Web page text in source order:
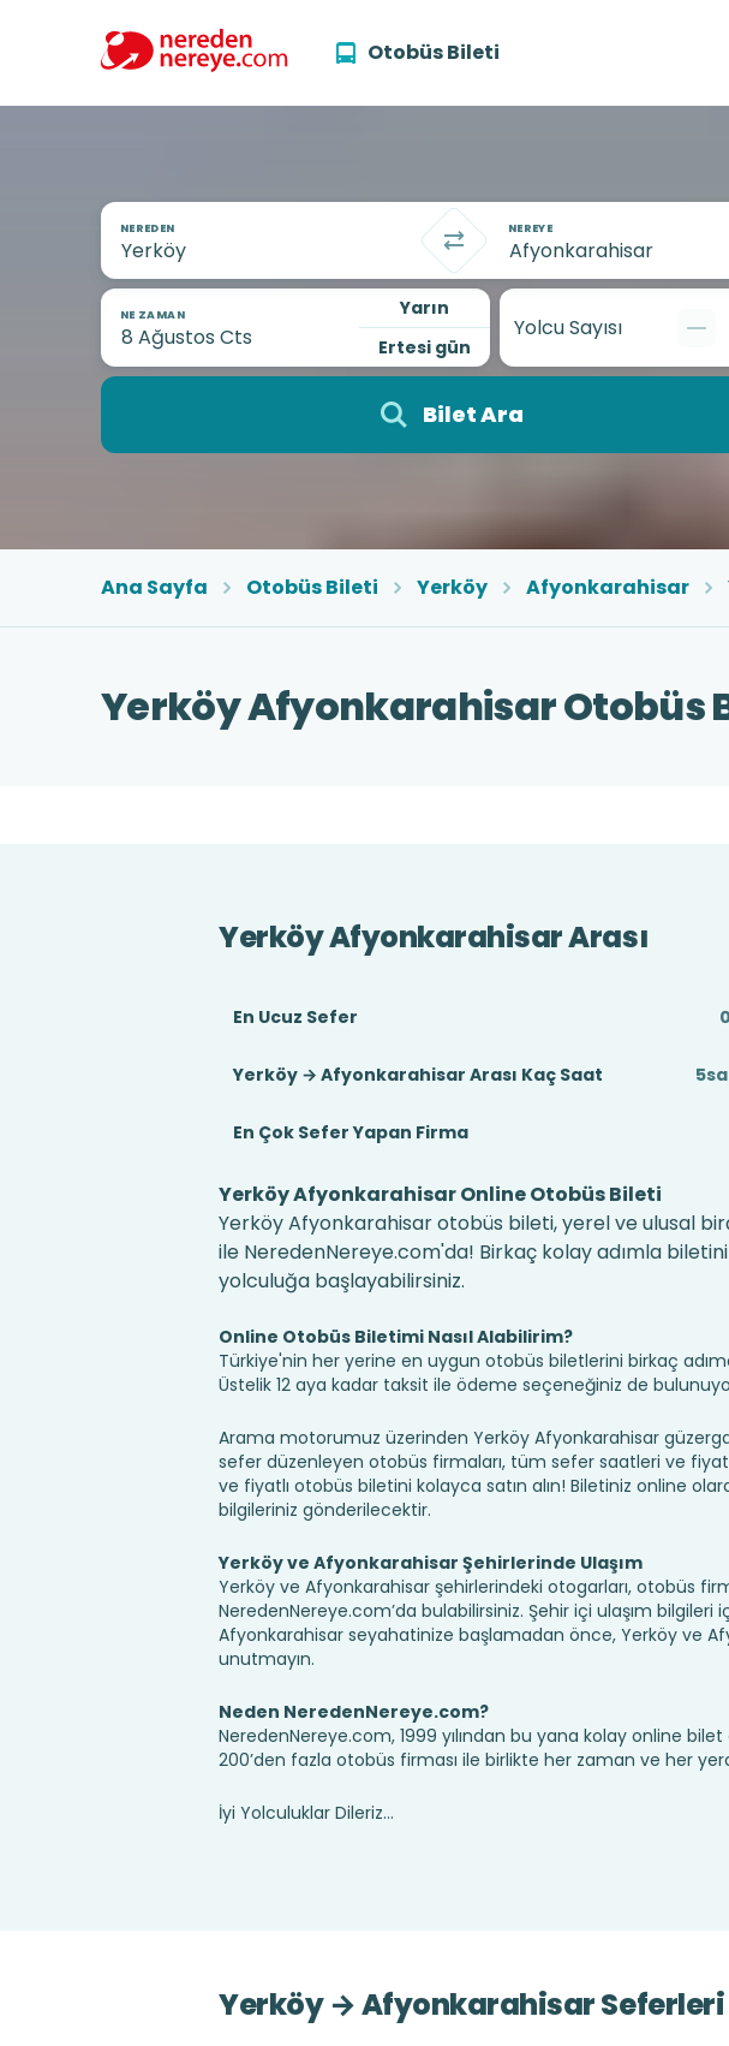
Otobüs Bileti
NEREDEN NEREYE
NE ZAMAN
Yarın
Ertesi gün
Yolcu Sayısı
Bilet Ara
Ana Sayfa Otobüs Bileti Yerköy Afyonkarahisar
Yerköy Afyonkarahisar Otobüs
Yerköy Afyonkarahisar Arası
En Ucuz Sefer
Yerköy → Afyonkarahisar Arası Kaç Saat
En Çok Sefer Yapan Firma
Yerköy Afyonkarahisar Online Otobüs Bileti
Yerköy Afyonkarahisar otobüs bileti, yerel ve ulusal
ile NeredenNereye.com'da! Birkaç kolay adımla
yolculuğa başlayabilirsiniz.
Online Otobüs Biletimi Nasıl Alabilirim?
Türkiye'nin her yerine en uygun otobüs biletlerini birkaç
Üstelik 12 aya kadar taksit ile ödeme seçeneğiniz de
Arama motorumuz üzerinden Yerköy Afyonkarahisar
sefer düzenleyen otobüs firmaları, tüm sefer saatleri ve
ve fiyatlı otobüs biletini kolayca satın alın! Biletiniz online
bilgileriniz gönderilecektir.
Yerköy ve Afyonkarahisar Şehirlerinde Ulaşım
Yerköy ve Afyonkarahisar şehirlerindeki otogarları, otobüs
NeredenNereye.com’da bulabilirsiniz. Şehir içi ulaşım
Afyonkarahisar seyahatinize başlamadan önce, Yerköy ve
unutmayın.
Neden NeredenNereye.com?
NeredenNereye.com, 1999 yılından bu yana kolay online
200’den fazla otobüs firması ile birlikte her zaman ve her
İyi Yolculuklar Dileriz...
Yerköy → Afyonkarahisar Seferleri